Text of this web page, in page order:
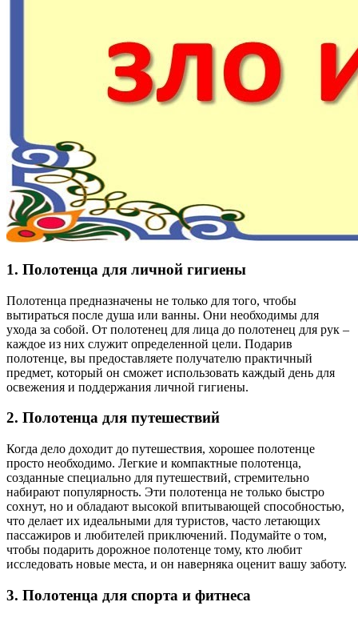
1. Полотенца для личной гигиены
Полотенца предназначены не только для того, чтобы
вытираться после душа или ванны. Они необходимы для
ухода за собой. От полотенец для лица до полотенец для рук –
каждое из них служит определенной цели. Подарив
полотенце, вы предоставляете получателю практичный
предмет, который он сможет использовать каждый день для
освежения и поддержания личной гигиены.
2. Полотенца для путешествий
Когда дело доходит до путешествия, хорошее полотенце
просто необходимо. Легкие и компактные полотенца,
созданные специально для путешествий, стремительно
набирают популярность. Эти полотенца не только быстро
сохнут, но и обладают высокой впитывающей способностью,
что делает их идеальными для туристов, часто летающих
пассажиров и любителей приключений. Подумайте о том,
чтобы подарить дорожное полотенце тому, кто любит
исследовать новые места, и он наверняка оценит вашу заботу.
3. Полотенца для спорта и фитнеса